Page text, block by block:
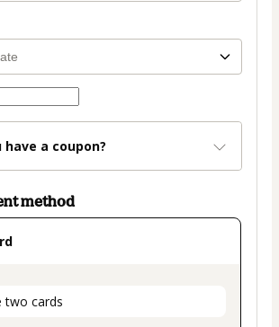
have a coupon?
method
two cards